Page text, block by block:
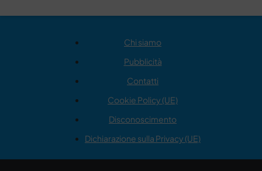
Chi siamo
Pubblicità
Contatti
Cookie Policy (UE)
Disconoscimento
Dichiarazione sulla Privacy (UE)